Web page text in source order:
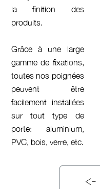
la finition des
produits.
Grâce à une large
gamme de fixations,
toutes nos poignées
peuvent être
facilement installées
sur tout type de
porte: aluminium,
PVC, bois, verre, etc.
<-